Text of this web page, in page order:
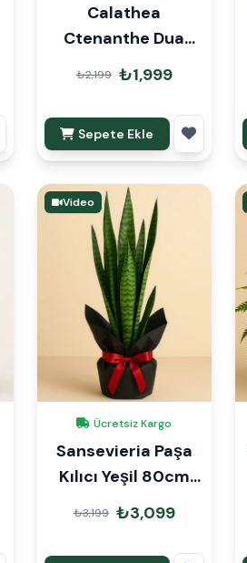
Calathea
Ctenanthe Dua
Çiçeği Hediye
Paketli
₺2,199 ₺1,999
Sepete Ekle
Video
Ücretsiz Kargo
Sansevieria Paşa
Kılıcı Yeşil 80cm
Hediye Paketli
₺3,199 ₺3,099